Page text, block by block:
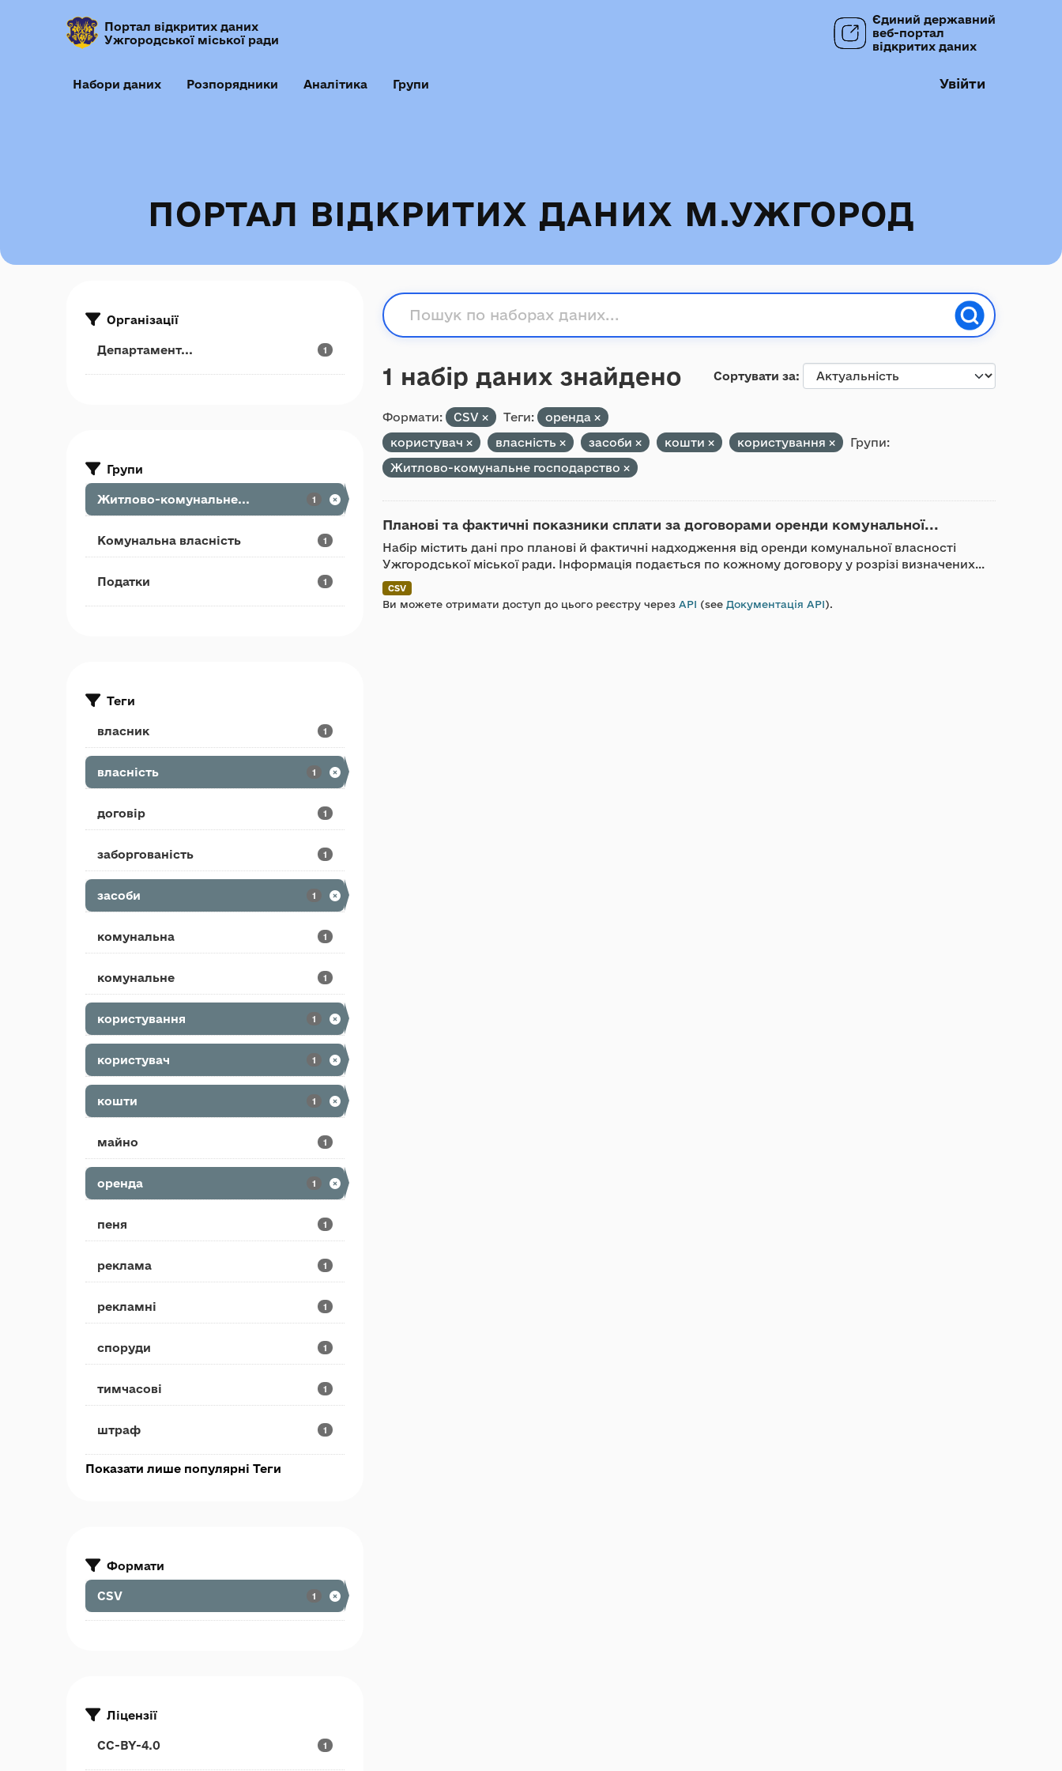
Портал відкритих даних
Ужгородської міської ради
Єдиний державний
веб-портал
відкритих даних
Набори даних Розпорядники Аналітика Групи Увійти
ПОРТАЛ ВІДКРИТИХ ДАНИХ М.УЖГОРОД
Організації
Департамент... 1
Групи
Житлово-комунальне... 1
Комунальна власність 1
Податки 1
Теги
власник 1
власність 1
договір 1
заборгованість 1
засоби 1
комунальна 1
комунальне 1
користування 1
користувач 1
кошти 1
майно 1
оренда 1
пеня 1
реклама 1
рекламні 1
споруди 1
тимчасові 1
штраф 1
Показати лише популярні Теги
Формати
CSV 1
Ліцензії
CC-BY-4.0 1
Сортувати за
1 набір даних знайдено
Формати: CSV Теги:
оренда
користувач
власність засоби кошти користування
Групи:
Житлово-комунальне господарство
Планові та фактичні показники сплати за договорами оренди комунальної...
Набір містить дані про планові й фактичні надходження від оренди комунальної власності
Ужгородської міської ради. Інформація подається по кожному договору у розрізі визначених...
CSV
Ви можете отримати доступ до цього реєстру через API (see Документація API).